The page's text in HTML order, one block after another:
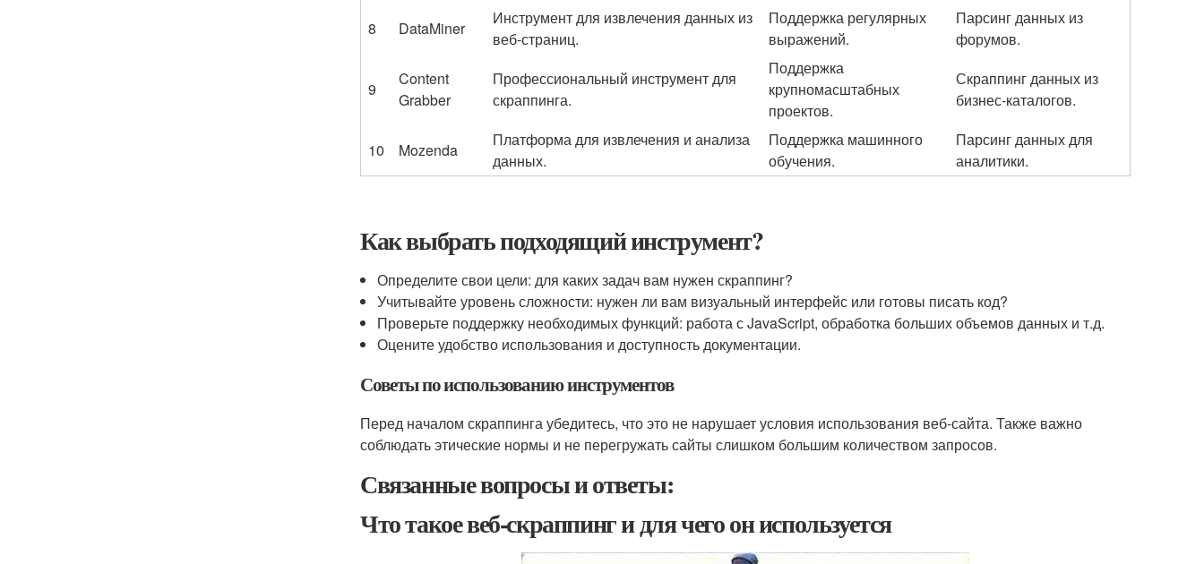
8
DataMiner
Инструмент для извлечения данных из
веб-страниц.
Поддержка регулярных
выражений.
Парсинг данных из
форумов.
9
Content
Grabber
Профессиональный инструмент для
скраппинга.
Поддержка
крупномасштабных
проектов.
Скраппинг данных из
бизнес-каталогов.
10 Mozenda
Платформа для извлечения и анализа
данных.
Поддержка машинного
обучения.
Парсинг данных для
аналитики.
Как выбрать подходящий инструмент?
Определите свои цели: для каких задач вам нужен скраппинг?
Учитывайте уровень сложности: нужен ли вам визуальный интерфейс или готовы писать код?
Проверьте поддержку необходимых функций: работа с JavaScript, обработка больших объемов данных и т.д.
Оцените удобство использования и доступность документации.
Советы по использованию инструментов
Перед началом скраппинга убедитесь, что это не нарушает условия использования веб-сайта. Также важно
соблюдать этические нормы и не перегружать сайты слишком большим количеством запросов.
Связанные вопросы и ответы:
Что такое веб-скраппинг и для чего он используется